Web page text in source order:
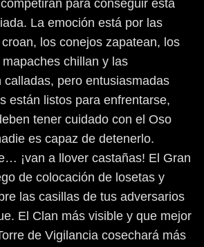
para conseguir esta
La emoción está por las
los conejos zapatean, los
chillan y las
pero entusiasmadas
están listos para enfrentarse,
tener cuidado con el Oso
es capaz de detenerlo.
¡van a llover castañas! El Gran
de colocación de losetas y
las casillas de tus adversarios
El Clan más visible y que mejor
de Vigilancia cosechará más